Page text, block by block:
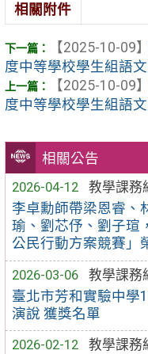
相關公告
2026-04-12
教學課務
李卓勳師帶梁恩睿、
瑜、劉芯伃、劉子瑄
公民行動方案競賽」
2026-03-06
教學課務
臺北市芳和實驗中學
演說 獲獎名單
2026-02-12
教學課務
相關附件
【2025-10-09】
度中等學校學生組語
【2025-10-09】
度中等學校學生組語